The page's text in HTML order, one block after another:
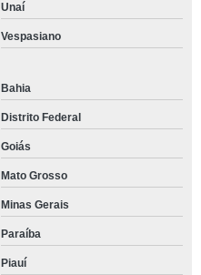
Unaí
Vespasiano
Bahia
Distrito Federal
Goiás
Mato Grosso
Minas Gerais
Paraíba
Piauí